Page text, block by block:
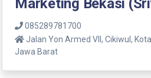
Marketing Bekasi
085289781700
Jalan Yon Armed VII, Cikiwul,
Jawa Barat